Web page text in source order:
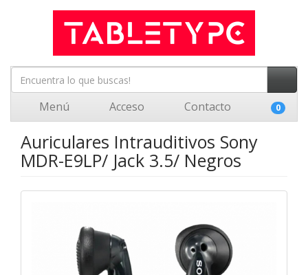
Menú Acceso Contacto 0
Auriculares Intrauditivos Sony
MDR-E9LP/ Jack 3.5/ Negros